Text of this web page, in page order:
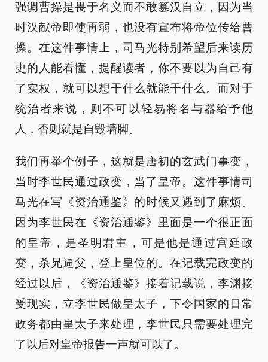
强调曹操是畏于名义而不敢篡汉自立，因为当
时汉献帝即使再弱，也没有宣布将帝位传给曹
操。在这件事情上，司马光特别希望后来读历
史的人能看懂，提醒读者，你不要以为自己有
了实权，就可以想干什么就能干什么。而对于
统治者来说，则不可以轻易将名与器给予他
人，否则就是自毁墙脚。
我们再举个例子，这就是唐初的玄武门事变，
当时李世民通过政变，当了皇帝。这件事情司
马光在写《资治通鉴》的时候又遇到了麻烦。
因为李世民在《资治通鉴》里面是一个很正面
的皇帝，是圣明君主，可是他是通过宫廷政
变，杀兄逼父，登上皇位的。在记载完政变的
经过以后，《资治通鉴》接着记载说，李渊接
受现实，立李世民做皇太子，下令国家的日常
政务都由皇太子来处理，李世民只需要处理完
了以后对皇帝报告一声就可以了。